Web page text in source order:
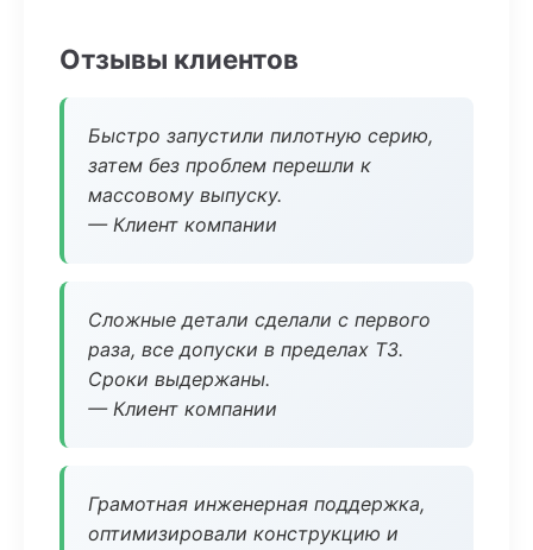
Отзывы клиентов
Быстро запустили пилотную серию,
затем без проблем перешли к
массовому выпуску.
— Клиент компании
Сложные детали сделали с первого
раза, все допуски в пределах ТЗ.
Сроки выдержаны.
— Клиент компании
Грамотная инженерная поддержка,
оптимизировали конструкцию и